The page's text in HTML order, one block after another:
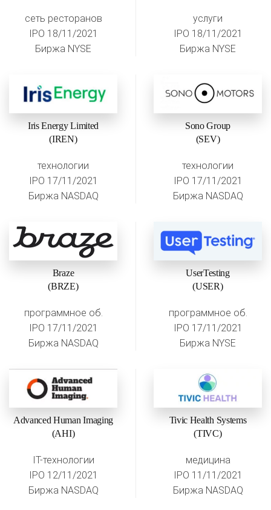
сеть ресторанов
IPO 18/11/2021
Биржа NYSE
услуги
IPO 18/11/2021
Биржа NYSE
Iris Energy Limited
(IREN)
технологии
IPO 17/11/2021
Биржа NASDAQ
Sono Group
(SEV)
технологии
IPO 17/11/2021
Биржа NASDAQ
Braze
(BRZE)
программное об.
IPO 17/11/2021
Биржа NASDAQ
UserTesting
(USER)
программное об.
IPO 17/11/2021
Биржа NYSE
Advanced Human Imaging
(AHI)
IT-технологии
IPO 12/11/2021
Биржа NASDAQ
Tivic Health Systems
(TIVC)
медицина
IPO 11/11/2021
Биржа NASDAQ